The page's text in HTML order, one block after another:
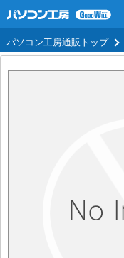
パソコン工房通販トップ